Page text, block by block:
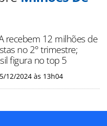
recebem 12 milhões de
no 2° trimestre;
figura no top 5
12/2024 às 13h04